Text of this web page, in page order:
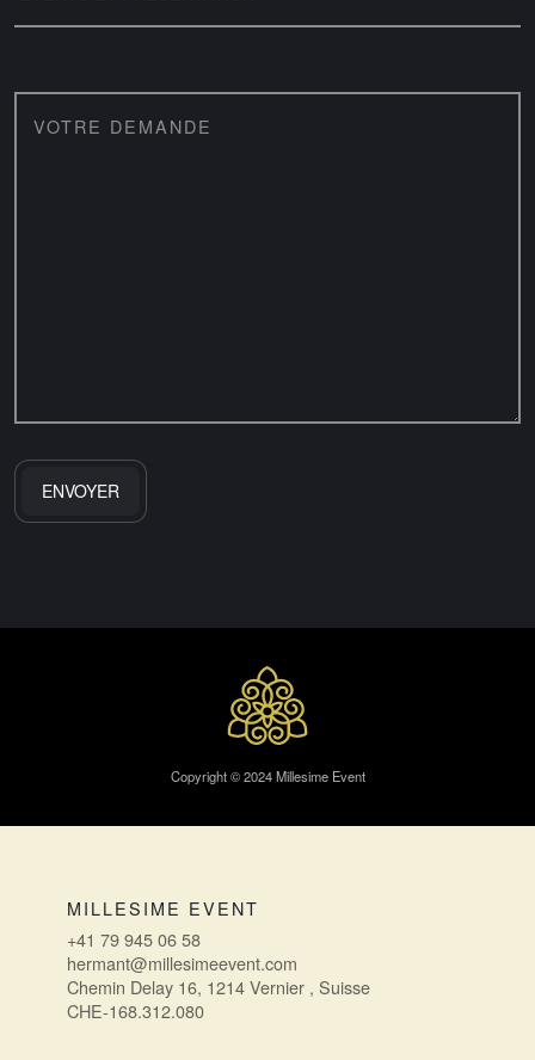
VOTRE DEMANDE
Copyright © 2024 Millesime Event
MILLESIME EVENT
+41 79 945 06 58
hermant@millesimeevent.com
Chemin Delay 16, 1214 Vernier , Suisse
CHE-168.312.080